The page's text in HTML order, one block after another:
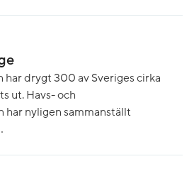
har drygt 300 av Sveriges cirka
ut. Havs- och
nyligen sammanställt